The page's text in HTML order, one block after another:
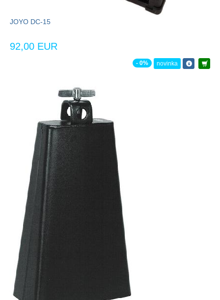
JOYO DC-15
92,00 EUR
- 0% novinka